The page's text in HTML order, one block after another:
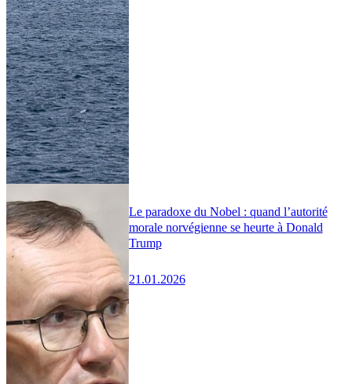
Le paradoxe du Nobel : quand l’autorité
morale norvégienne se heurte à Donald
Trump
21.01.2026